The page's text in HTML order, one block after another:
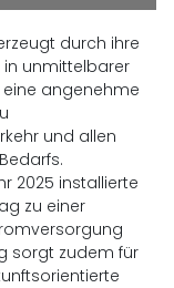
durch ihre
in unmittelbarer
eine angenehme
und allen
2025 installierte
zu einer
sorgt zudem für